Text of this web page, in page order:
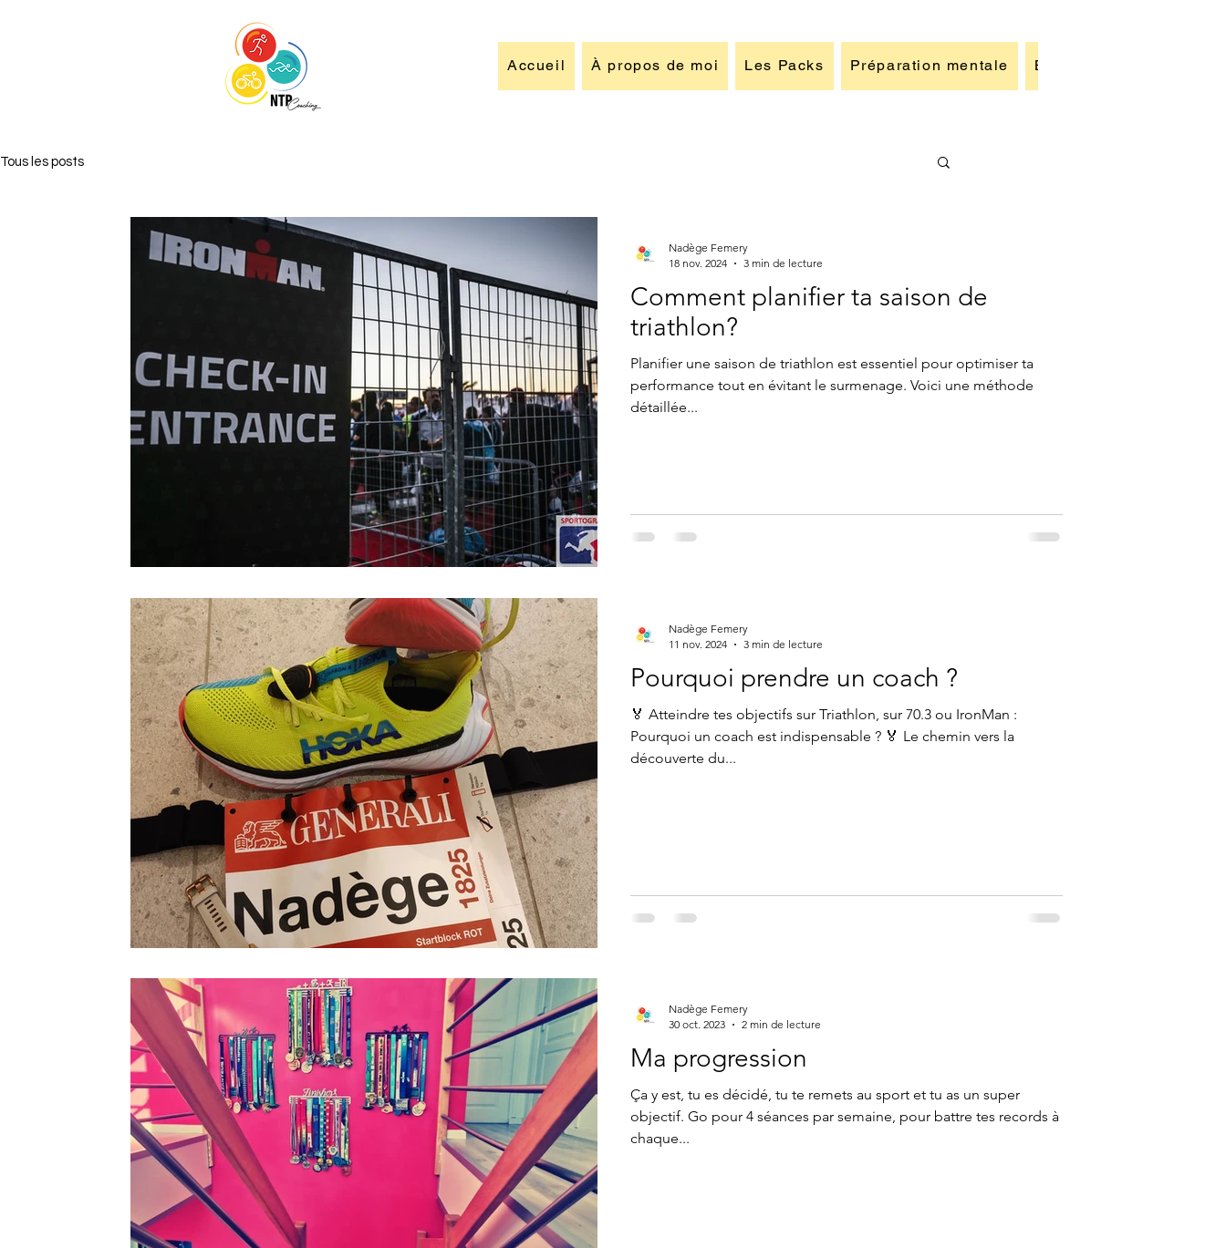
Accueil À propos de moi Les Packs Préparation mentale Blog
Tous les posts
Comment planifier ta saison de
triathlon?
Planifier une saison de triathlon est essentiel pour optimiser ta
performance tout en évitant le surmenage. Voici une méthode
détaillée...
Nadège Femery
18 nov. 2024
3 min de lecture
Pourquoi prendre un coach ?
🏅 Atteindre tes objectifs sur Triathlon, sur 70.3 ou IronMan :
Pourquoi un coach est indispensable ? 🏅 Le chemin vers la
découverte du...
Nadège Femery
11 nov. 2024
3 min de lecture
Ma progression
Ça y est, tu es décidé, tu te remets au sport et tu as un super
objectif. Go pour 4 séances par semaine, pour battre tes records à
chaque...
Nadège Femery
30 oct. 2023
2 min de lecture